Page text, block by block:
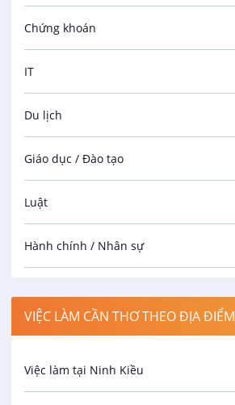
Chứng khoán
IT
Du lịch
Giáo dục / Đào tạo
Luật
Hành chính / Nhân sự
Spa
Bảo Vệ
VIỆC LÀM CẦN THƠ THEO ĐỊA ĐIỂM
Việc làm tại Ninh Kiều